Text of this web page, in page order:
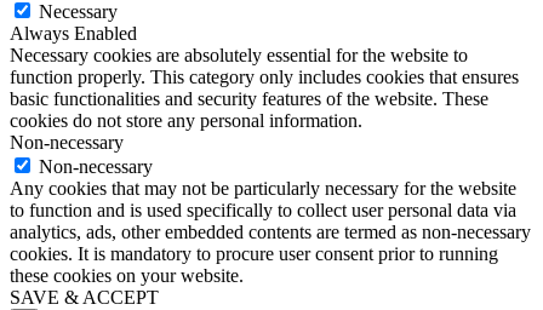
Necessary
Always Enabled
Necessary cookies are absolutely essential for the website to
function properly. This category only includes cookies that ensures
basic functionalities and security features of the website. These
cookies do not store any personal information.
Non-necessary
Non-necessary
Any cookies that may not be particularly necessary for the website
to function and is used specifically to collect user personal data via
analytics, ads, other embedded contents are termed as non-necessary
cookies. It is mandatory to procure user consent prior to running
these cookies on your website.
SAVE & ACCEPT